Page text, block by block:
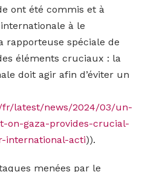
ont été commis et à
à le
rapporteuse spéciale de
éléments cruciaux : la
doit agir afin d’éviter un
fr/latest/news/2024/03/un-
on-gaza-provides-crucial-
international-acti)).
menées par le